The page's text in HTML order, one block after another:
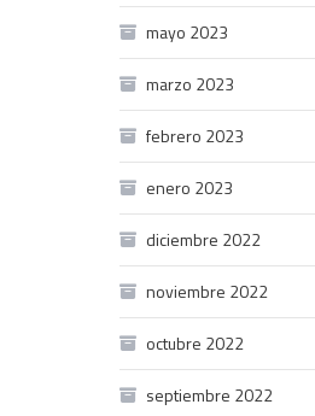
mayo 2023
marzo 2023
febrero 2023
enero 2023
diciembre 2022
noviembre 2022
octubre 2022
septiembre 2022